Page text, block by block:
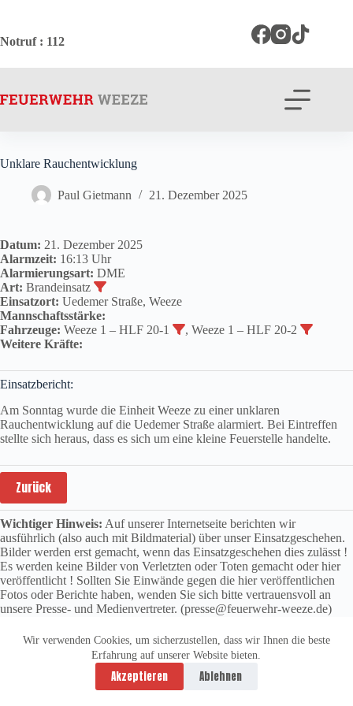
springen
Wir verwenden Cookies, um sicherzustellen, dass wir Ihnen die beste
Erfahrung auf unserer Website bieten.
Akzeptieren Ablehnen
Notruf: 112
Unklare Rauchentwicklung
Paul Gietmann 21. Dezember 2025
Datum: 21. Dezember 2025
Alarmzeit: 16:13 Uhr
Alarmierungsart: DME
Art: Brandeinsatz
Einsatzort: Uedemer Straße, Weeze
Mannschaftsstärke:
Fahrzeuge: Weeze 1 – HLF 20-1
, Weeze 1 – HLF 20-2
Weitere Kräfte:
Einsatzbericht:
Am Sonntag wurde die Einheit Weeze zu einer unklaren
Rauchentwicklung auf die Uedemer Straße alarmiert. Bei Eintreffen
stellte sich heraus, dass es sich um eine kleine Feuerstelle handelte.
Zurück
Wichtiger Hinweis: Auf unserer Internetseite berichten wir
ausführlich (also auch mit Bildmaterial) über unser Einsatzgeschehen.
Bilder werden erst gemacht, wenn das Einsatzgeschehen dies zulässt !
Es werden keine Bilder von Verletzten oder Toten gemacht oder hier
veröffentlicht ! Sollten Sie Einwände gegen die hier veröffentlichen
Fotos oder Berichte haben, wenden Sie sich bitte vertrauensvoll an
unsere Presse- und Medienvertreter. (presse@feuerwehr-weeze.de)
Datenschutzerklärung
Impressum
Copyright © 2026 -
vitolution